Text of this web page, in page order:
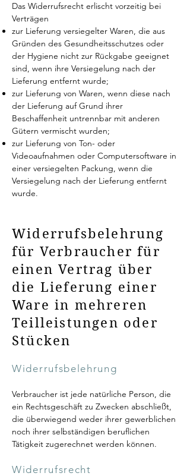
Das Widerrufsrecht erlischt vorzeitig bei
Verträgen
zur Lieferung versiegelter Waren, die aus
Gründen des Gesundheitsschutzes oder
der Hygiene nicht zur Rückgabe geeignet
sind, wenn ihre Versiegelung nach der
Lieferung entfernt wurde;
zur Lieferung von Waren, wenn diese nach
der Lieferung auf Grund ihrer
Beschaffenheit untrennbar mit anderen
Gütern vermischt wurden;
zur Lieferung von Ton- oder
Videoaufnahmen oder Computersoftware in
einer versiegelten Packung, wenn die
Versiegelung nach der Lieferung entfernt
wurde.
Widerrufsbelehrung
für Verbraucher für
einen Vertrag über
die Lieferung einer
Ware in mehreren
Teilleistungen oder
Stücken
Widerrufsbelehrung
Verbraucher ist jede natürliche Person, die
ein Rechtsgeschäft zu Zwecken abschließt,
die überwiegend weder ihrer gewerblichen
noch ihrer selbständigen beruflichen
Tätigkeit zugerechnet werden können.
Widerrufsrecht